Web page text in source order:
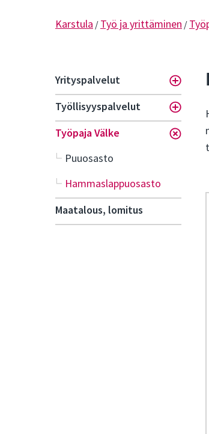
Karstula /Työ ja yrittäminen /
Yrityspalvelut Toggle
Työllisyyspalvelut Toggle
Työpaja Välke Toggle
Puuosasto
Hammaslappuosasto
Maatalous, lomitus